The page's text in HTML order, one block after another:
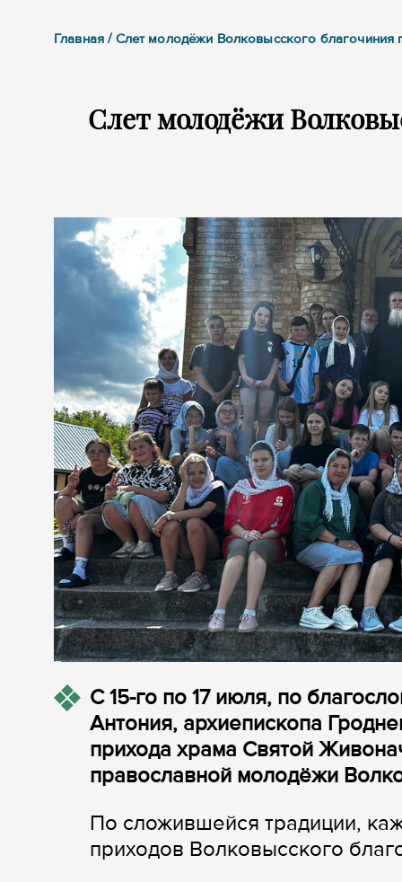
Главная / Слет молодёжи Волковысского благочиния
Слет молодёжи
С 15-го по 17 июля, по
Антония, архиепископа
прихода храма Святой
православной молодёжи
По сложившейся традиции,
приходов Волковысского